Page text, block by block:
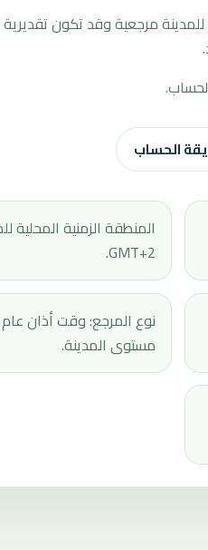
مرجعية وقد تكون تقديرية
الحساب
المنطقة الزمنية المحلية
GMT+2.
نوع المرجع: وقت أذان
مستوى المدينة.